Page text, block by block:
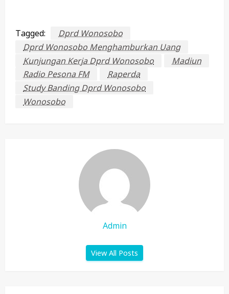
Tagged:
Dprd Wonosobo
Dprd Wonosobo Menghamburkan Uang
Kunjungan Kerja Dprd Wonosobo
Madiun
Radio Pesona FM
Raperda
Study Banding Dprd Wonosobo
Wonosobo
Admin
View All Posts